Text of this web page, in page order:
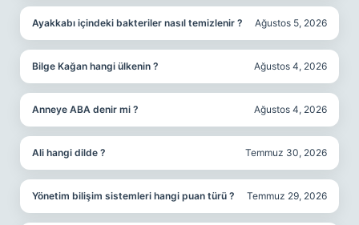
Ayakkabı içindeki bakteriler nasıl temizlenir ? Ağustos 5, 2026
Bilge Kağan hangi ülkenin ? Ağustos 4, 2026
Anneye ABA denir mi ? Ağustos 4, 2026
Ali hangi dilde ? Temmuz 30, 2026
Yönetim bilişim sistemleri hangi puan türü ? Temmuz 29, 2026